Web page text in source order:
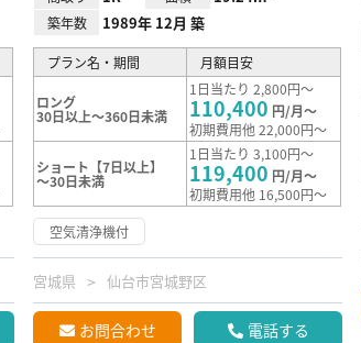
築年数 1989年 12月 築
プラン名・期間 月額目安
ロング
30日以上～360日未満
1日当たり 2,800円～
110,400 円/月～
初期費用他 22,000円～
ショート【7日以上】
～30日未満
1日当たり 3,100円～
119,400 円/月～
初期費用他 16,500円～
空気清浄機付
宮城県 仙台市宮城野区
お問合わせ 電話する